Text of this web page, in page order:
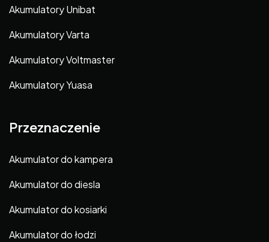
Akumulatory Unibat
Akumulatory Varta
Akumulatory Voltmaster
Akumulatory Yuasa
Przeznaczenie
Akumulator do kampera
Akumulator do diesla
Akumulator do kosiarki
Akumulator do łodzi